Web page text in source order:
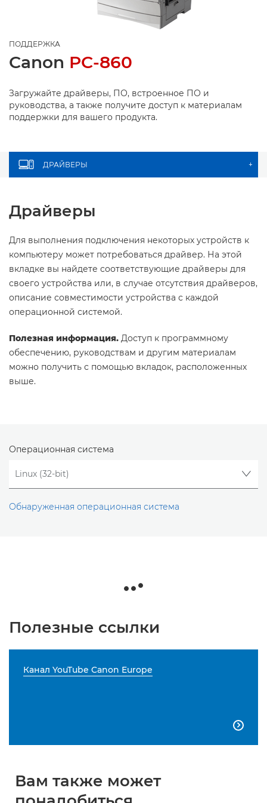
ПОДДЕРЖКА
Canon PC-860
Загружайте драйверы, ПО, встроенное ПО и
руководства, а также получите доступ к материалам
поддержки для вашего продукта.
ДРАЙВЕРЫ +
Драйверы
Для выполнения подключения некоторых устройств к
компьютеру может потребоваться драйвер. На этой
вкладке вы найдете соответствующие драйверы для
своего устройства или, в случае отсутствия драйверов,
описание совместимости устройства с каждой
операционной системой.
Полезная информация. Доступ к программному
обеспечению, руководствам и другим материалам
можно получить с помощью вкладок, расположенных
выше.
Операционная система
Обнаруженная операционная система
Полезные ссылки
Канал YouTube Canon Europe

Вам также может